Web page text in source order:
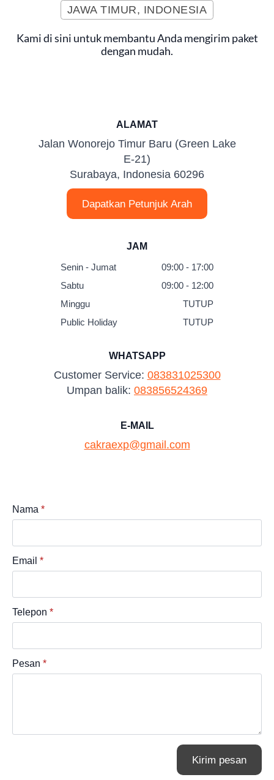
JAWA TIMUR, INDONESIA
Kami di sini untuk membantu Anda mengirim paket
dengan mudah.
ALAMAT
Jalan Wonorejo Timur Baru (Green Lake
E-21)
Surabaya, Indonesia 60296
Dapatkan Petunjuk Arah
JAM
Senin - Jumat
09:00 - 17:00
Sabtu
09:00 - 12:00
Minggu
TUTUP
Public Holiday
TUTUP
WHATSAPP
Customer Service: 083831025300
Umpan balik: 083856524369
E-MAIL
cakraexp@gmail.com
Nama *
Email *
Telepon *
Pesan *
Kirim pesan